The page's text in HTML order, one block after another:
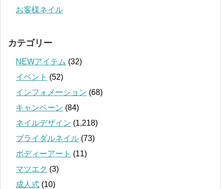
お客様ネイル
カテゴリー
NEWアイテム (32)
イベント (52)
インフォメーション (68)
キャンペーン (84)
ネイルデザイン (1,218)
ブライダルネイル (73)
ボディーアート (11)
マツエク (3)
成人式 (10)